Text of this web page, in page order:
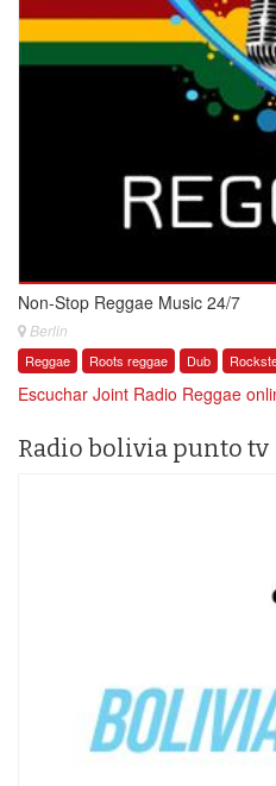
Non-Stop Reggae Music 24/7
Berlin
Reggae Roots reggae Dub
Escuchar Joint Radio Reggae
Radio bolivia punto tv